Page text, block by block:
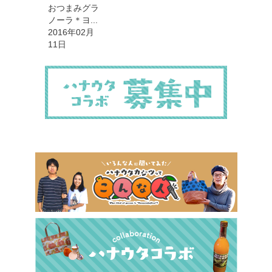
おつまみグラ
ノーラ＊ヨ...
2016年02月
11日